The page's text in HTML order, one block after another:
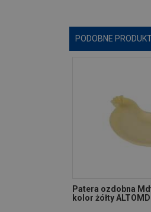
PODOBNE
Patera ozdobna
kolor żółty